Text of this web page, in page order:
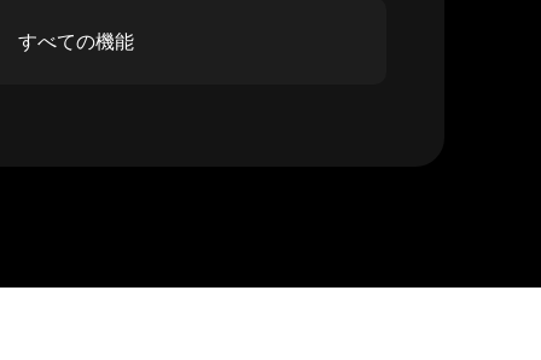
すべての機能